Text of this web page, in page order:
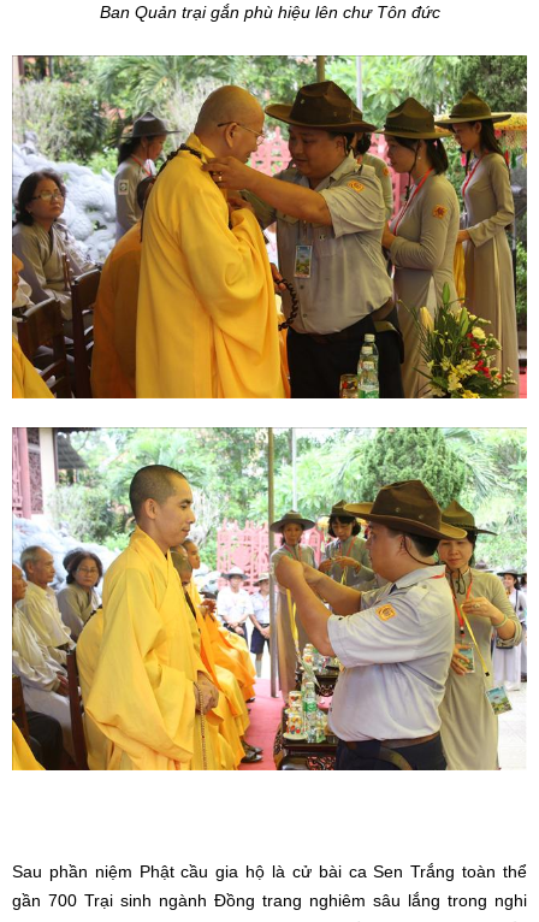
Ban Quản trại gắn phù hiệu lên chư Tôn đức
Sau phần niệm Phật cầu gia hộ là cử bài ca Sen Trắng toàn thể
gần 700 Trại sinh ngành Đồng trang nghiêm sâu lắng trong nghi